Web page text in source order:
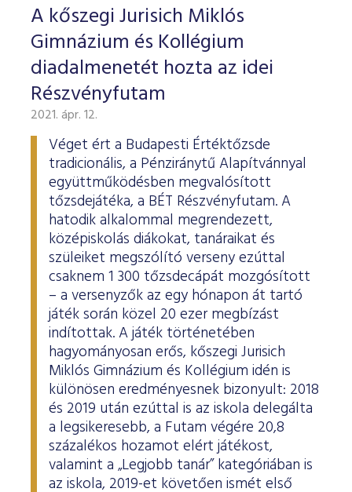
A kőszegi Jurisich Miklós
Gimnázium és Kollégium
diadalmenetét hozta az idei
Részvényfutam
2021. ápr. 12.
Véget ért a Budapesti Értéktőzsde
tradicionális, a Pénziránytű Alapítvánnyal
együttműködésben megvalósított
tőzsdejátéka, a BÉT Részvényfutam. A
hatodik alkalommal megrendezett,
középiskolás diákokat, tanáraikat és
szüleiket megszólító verseny ezúttal
csaknem 1 300 tőzsdecápát mozgósított
– a versenyzők az egy hónapon át tartó
játék során közel 20 ezer megbízást
indítottak. A játék történetében
hagyományosan erős, kőszegi Jurisich
Miklós Gimnázium és Kollégium idén is
különösen eredményesnek bizonyult: 2018
és 2019 után ezúttal is az iskola delegálta
a legsikeresebb, a Futam végére 20,8
százalékos hozamot elért játékost,
valamint a „Legjobb tanár” kategóriában is
az iskola, 2019-et követően ismét első